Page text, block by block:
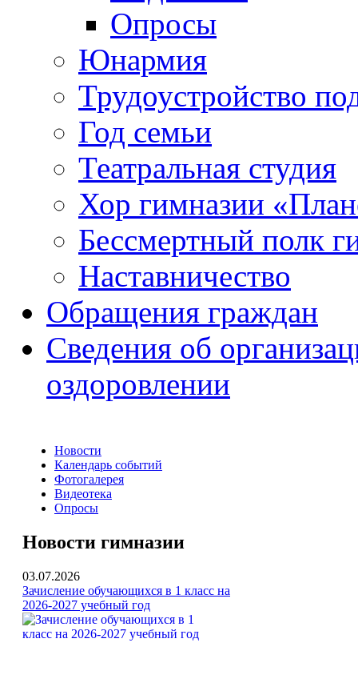
Опросы
Юнармия
Трудоустройство
Год семьи
Театральная студия
Хор гимназии
Бессмертный полк
Наставничество
Обращения граждан
Сведения об
оздоровлении
Новости
Календарь событий
Фотогалерея
Видеотека
Опросы
Новости гимназии
03.07.2026
Зачисление обучающихся в 1 класс на
2026-2027 учебный год